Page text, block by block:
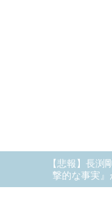
【悲報】長
撃的な事実